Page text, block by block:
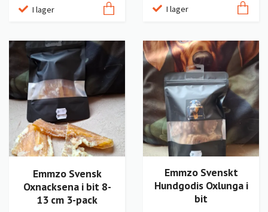
I lager I lager
Emmzo Svensk
Oxnacksena i bit 8-
13 cm 3-pack
Emmzo Svenskt
Hundgodis Oxlunga i
bit